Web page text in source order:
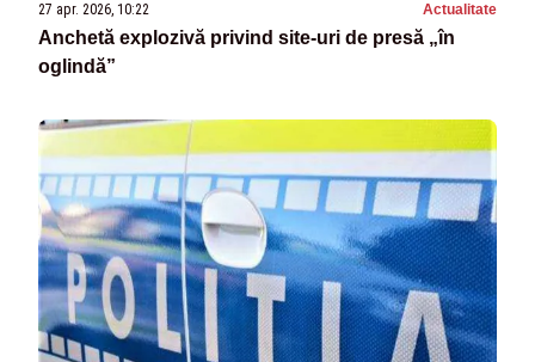
27 apr. 2026, 10:22 Actualitate
Anchetă explozivă privind site-uri de presă „în
oglindă”